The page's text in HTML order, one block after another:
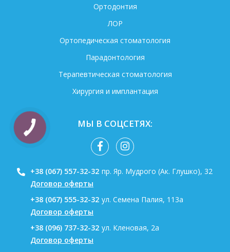
Ортодонтия
ЛОР
Ортопедическая стоматология
Парадонтология
Терапевтическая стоматология
Хирургия и имплантация
МЫ В СОЦСЕТЯХ:
+38 (067) 557-32-32 пр. Яр. Мудрого (Ак. Глушко), 32
Договор оферты
+38 (067) 555-32-32 ул. Семена Палия, 113а
Договор оферты
+38 (096) 737-32-32 ул. Кленовая, 2а
Договор оферты